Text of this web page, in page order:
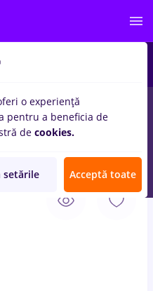
București Cluj-
o experiență
pentru a beneficia de
de cookies.
setările Acceptă toate